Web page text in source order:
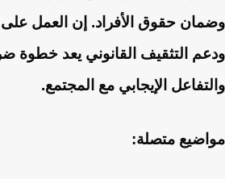
وضمان حقوق الأفراد. إن العمل
ودعم التثقيف القانوني يعد خطوة
والتفاعل الإيجابي مع المجتمع.
مواضيع متصلة: